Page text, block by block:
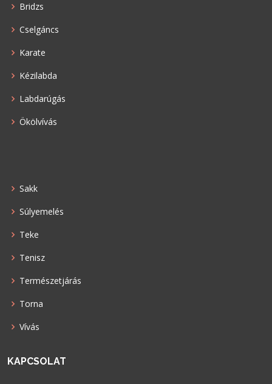
Bridzs
Cselgáncs
Karate
Kézilabda
Labdarúgás
Ökölvívás
Sakk
Súlyemelés
Teke
Tenisz
Természetjárás
Torna
Vívás
KAPCSOLAT